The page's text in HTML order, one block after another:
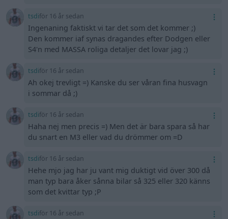
tsdiför 16 år sedan
Ingenaning faktiskt vi tar det som det kommer ;)
Den kommer iaf synas dragandes efter Dodgen eller
S4'n med MASSA roliga detaljer det lovar jag ;)
tsdiför 16 år sedan
Ah okej trevligt =) Kanske du ser våran fina husvagn
i sommar då ;)
tsdiför 16 år sedan
Haha nej men precis =) Men det är bara spara så har
du snart en M3 eller vad du drömmer om =D
tsdiför 16 år sedan
Hehe mjo jag har ju vant mig duktigt vid över 300 då
man typ bara åker sånna bilar så 325 eller 320 känns
som det kvittar typ ;P
tsdiför 16 år sedan